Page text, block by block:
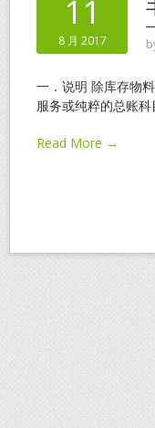
11
8 月 2017
一．说明 除库存物
服务或纯粹的总账科
Read More →